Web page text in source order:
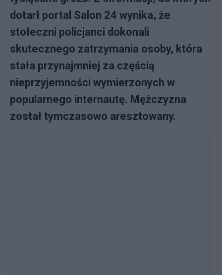
dotarł portal Salon 24 wynika, że
stołeczni policjanci dokonali
skutecznego zatrzymania osoby, która
stała przynajmniej za częścią
nieprzyjemności wymierzonych w
popularnego internautę. Mężczyzna
został tymczasowo aresztowany.